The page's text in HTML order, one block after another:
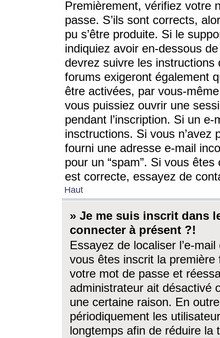
Premièrement, vérifiez votre
passe. S’ils sont corrects,
pu s’être produite. Si le
indiquiez avoir en-dessous
devrez suivre les
forums exigeront également
être activées, par vous-
vous puissiez ouvrir une
pendant l’inscription. Si un
insctructions. Si vous n’avez
fourni une adresse e-mail
pour un “spam”. Si vous
est correcte, essayez de
Haut
» Je me suis inscrit dans
connecter à présent ?!
Essayez de localiser l’e-
vous êtes inscrit la première
votre mot de passe et
administrateur ait désactivé
une certaine raison. En
périodiquement les
longtemps afin de réduire la